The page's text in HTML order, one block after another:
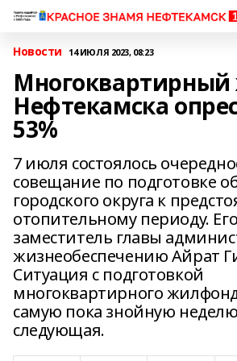
Новости 14 ИЮЛЯ 2023, 08:23
Нефтекамска
53%
7 июля состоялось
совещание по подготовке
городского округа к
отопительному периоду.
заместитель главы
жизнеобеспечению Айрат
Ситуация с подготовкой
многоквартирного
самую пока знойную
следующая.